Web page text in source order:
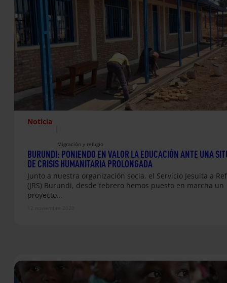
Noticia
Migración y refugio
BURUNDI: PONIENDO EN VALOR LA EDUCACIÓN ANTE UNA
DE CRISIS HUMANITARIA PROLONGADA
Junto a nuestra organización socia, el Servicio Jesuita a
(JRS) Burundi, desde febrero hemos puesto en marcha un
proyecto…